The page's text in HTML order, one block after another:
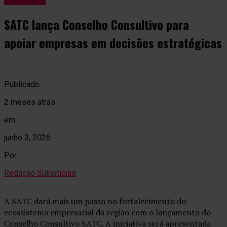
SATC lança Conselho Consultivo para
apoiar empresas em decisões estratégicas
Publicado
2 meses atrás
em
junho 3, 2026
Por
Redação Sulnoticias
A SATC dará mais um passo no fortalecimento do
ecossistema empresarial da região com o lançamento do
Conselho Consultivo SATC. A iniciativa será apresentada